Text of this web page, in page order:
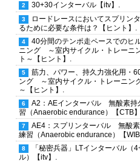
30+30インターバル【itv】.
ロードレースにおいてスプリン
るために必要な条件は？【ヒント】.
40分間のテンポ走ペースでのヒ
ニング ～室内サイクル・トレーニ
ト～【ヒント】.
筋力、パワー、持久力強化用・
ング ～室内サイクル・トレーニン
～【ヒント】.
A2：AEインターバル 無酸素持
習（Anaerobic endurance）【CTB
AE4：スプリンターバル 無酸
練習（Anaerobic endurance）【
「秘密兵器」LTインターバル（
ル）【itv】.